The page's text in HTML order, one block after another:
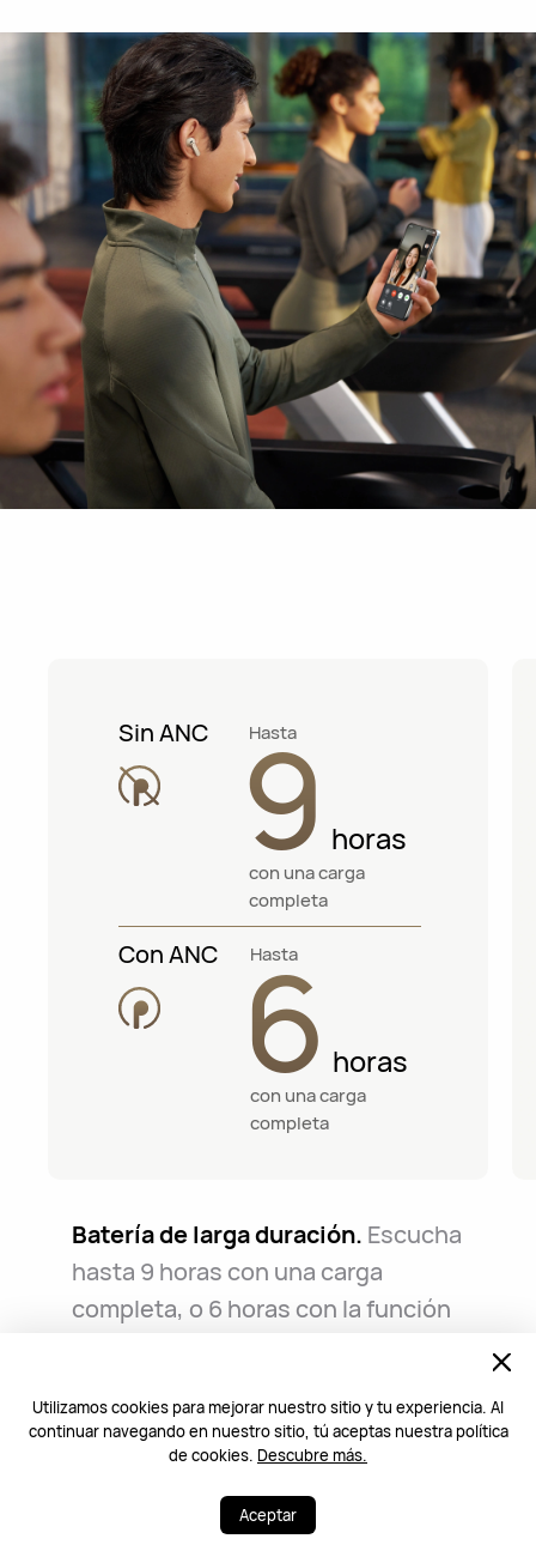
Utilizamos cookies para mejorar nuestro sitio y tu experiencia. Al
continuar navegando en nuestro sitio, tú aceptas nuestra política
de cookies. Descubre más.
Aceptar
Sin ANC
con una carga
completa
Hasta
9 horas
Con ANC
con una carga
completa
Hasta
6 horas
Batería de larga duración. Escucha
hasta 9 horas con una carga
completa, o 6 horas con la función